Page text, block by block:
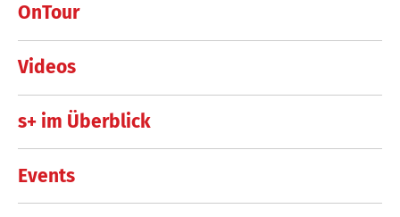
OnTour
Videos
s+ im Überblick
Events